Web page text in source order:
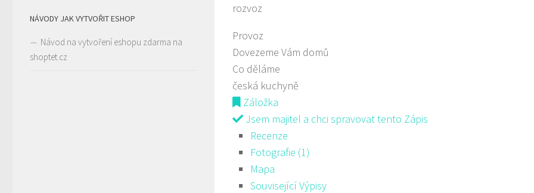
rozvoz
Provoz
Dovezeme Vám domů
Co děláme
česká kuchyně
Záložka
Jsem majitel a chci spravovat tento Zápis
Recenze
Fotografie (1)
Mapa
Související Výpisy
NÁVODY JAK VYTVOŘIT ESHOP
Návod na vytvoření eshopu zdarma na
shoptet.cz